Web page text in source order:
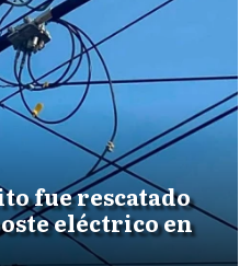
fue rescatado
eléctrico en